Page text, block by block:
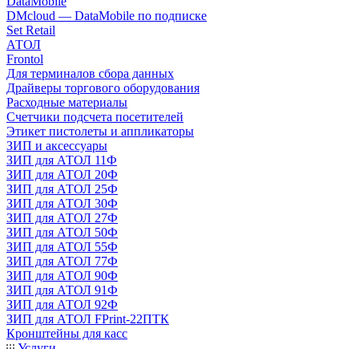
DMcloud — DataMobile по подписке
Set Retail
АТОЛ
Frontol
Для терминалов сбора данных
Драйверы торгового оборудования
Расходные материалы
Счетчики подсчета посетителей
Этикет пистолеты и аппликаторы
ЗИП и аксессуары
ЗИП для АТОЛ 11Ф
ЗИП для АТОЛ 20Ф
ЗИП для АТОЛ 25Ф
ЗИП для АТОЛ 30Ф
ЗИП для АТОЛ 27Ф
ЗИП для АТОЛ 50Ф
ЗИП для АТОЛ 55Ф
ЗИП для АТОЛ 77Ф
ЗИП для АТОЛ 90Ф
ЗИП для АТОЛ 91Ф
ЗИП для АТОЛ 92Ф
ЗИП для АТОЛ FPrint-22ПТК
Кронштейны для касс